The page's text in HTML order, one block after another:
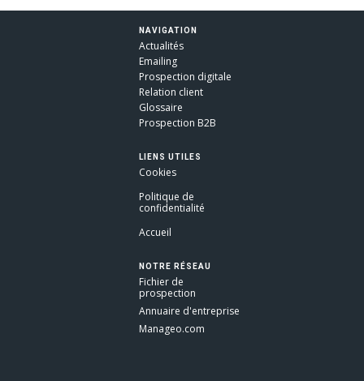
NAVIGATION
Actualités
Emailing
Prospection digitale
Relation client
Glossaire
Prospection B2B
LIENS UTILES
Cookies
Politique de
confidentialité
Accueil
NOTRE RÉSEAU
Fichier de
prospection
Annuaire d'entreprise
Manageo.com